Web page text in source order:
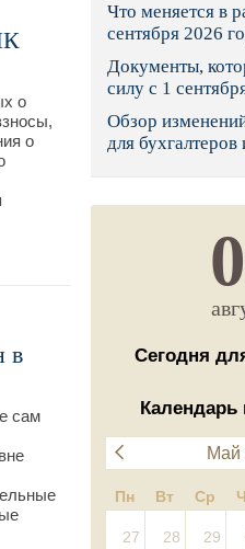
Роструд
Социальный фонд России
Суд общей юрисдикции
о
о
в
сам
Что меняется в
сентября 2026
Документы,
силу с 1
Обзор
для бухгалтеров
Сегодня
Календарь
Май
Пн Вт Ср
27 28 29